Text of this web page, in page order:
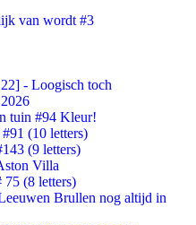
van wordt #3
- Loogisch toch
tuin #94 Kleur!
(10 letters)
(9 letters)
Villa
75 (8 letters)
Brullen nog altijd in